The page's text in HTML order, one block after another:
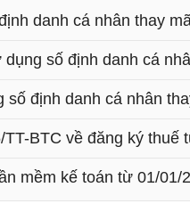
danh cá nhân thay
số định danh cá
định danh cá nhân
BTC về đăng ký thuế
mềm kế toán từ 01/01/